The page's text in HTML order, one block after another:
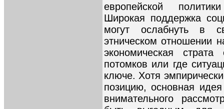
европейской
Широкая поддержка
могут ослабнуть в
этническом отношении
экономическая
потомков или где
ключе. Хотя
позицию, основная
внимательного